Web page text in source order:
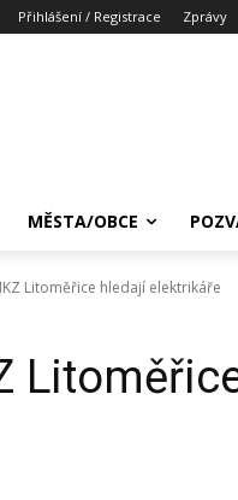
Přihlášení / Registrace Zprávy
MĚSTA/OBCE
Litoměřice hledají elektrikáře